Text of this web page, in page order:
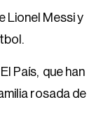
Lionel Messi y
País, que han
rosada de